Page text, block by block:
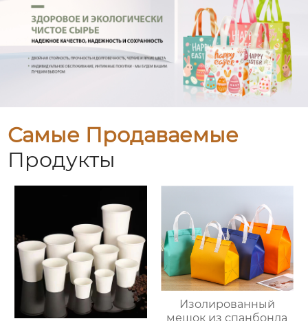
Самые Продаваемые
Продукты
Изолированный
мешок из спанбонда